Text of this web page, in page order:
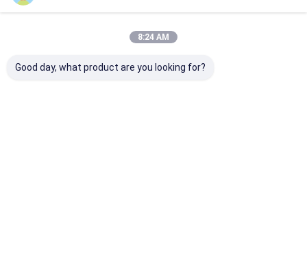
Mapa do Site
Política de Privacidade
pintura à pistola da telaFábrica da china.Copyright ©
2026 Aristo Industries Corporation Limited. All Rights Reserved.
8:24 AM
Good day, what product are you looking for?